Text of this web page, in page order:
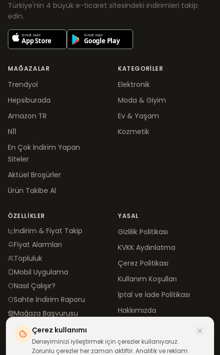
Türkiye'nin 4 büyük e-ticaret sitesindeki indirimleri takip
edin.
MAĞAZALAR
Trendyol
Hepsiburada
Amazon TR
N11
En Çok İndirim Yapan
Siteler
Aktüel Broşürler
Ürün Takibe Al
KATEGORILER
Elektronik
Moda & Giyim
Ev & Yaşam
Kozmetik
ÖZELLIKLER
İndirim & Fiyat Takip
Fiyat Alarmları
Topluluk
Mobil Uygulama
Nasıl Çalışır?
Sahte İndirim Raporu
Mağaza Başvurusu
YASAL
Gizlilik Politikası
KVKK Aydınlatma
Çerez Politikası
Kullanım Koşulları
İptal ve İade Politikası
Hakkımızda
Blog
Çerez kullanımı
Deneyiminizi iyileştirmek için çerezler kullanıyoruz.
Zorunlu çerezler her zaman aktiftir. Analitik ve reklam